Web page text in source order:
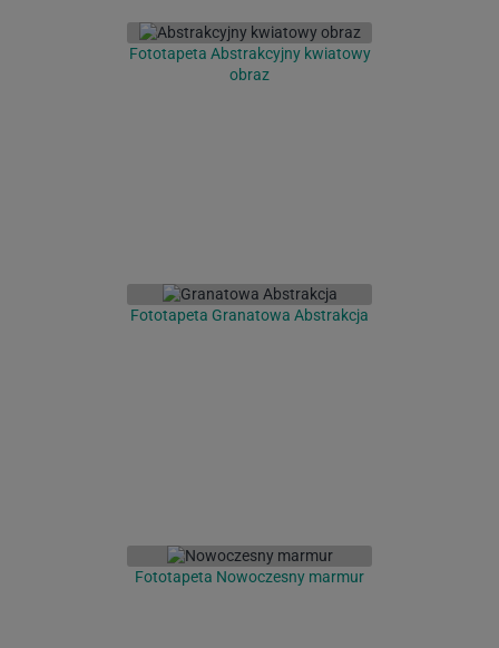
Fototapeta Abstrakcyjny kwiatowy
obraz
Fototapeta Granatowa Abstrakcja
Fototapeta Nowoczesny marmur